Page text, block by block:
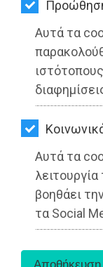
Αυτά τα
Αυτά τα
βοηθάει
τα Social
ΑΓΓΕΛΙΕΣ
OΔΗΓΟΣ
ΑΓΟΡΑΣ
ΨΙΘΥΡΟΙ
ΑΡΘΡΩΝ
aboutus